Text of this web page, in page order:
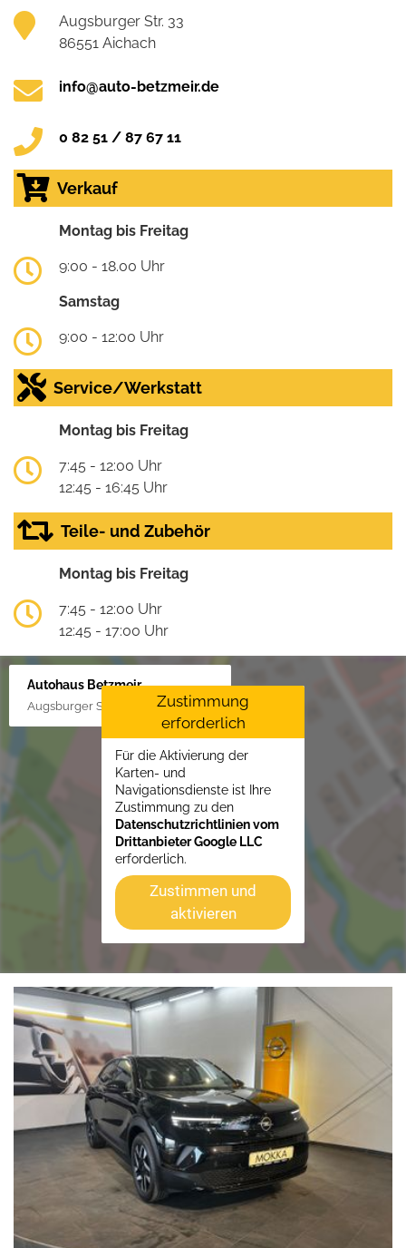
Augsburger Str. 33
86551 Aichach
info@auto-betzmeir.de
0 82 51 / 87 67 11
Verkauf
Montag bis Freitag
9:00 - 18.00 Uhr
Samstag
9:00 - 12:00 Uhr
Service/Werkstatt
Montag bis Freitag
7:45 - 12:00 Uhr
12:45 - 16:45 Uhr
Teile- und Zubehör
Montag bis Freitag
7:45 - 12:00 Uhr
12:45 - 17:00 Uhr
Autohaus Betzmeir
Augsburger Str. 33, 86551 Aichach
Zustimmung
erforderlich
Für die Aktivierung der
Karten- und
Navigationsdienste ist Ihre
Zustimmung zu den
Datenschutzrichtlinien vom
Drittanbieter Google LLC
erforderlich.
Zustimmen und
aktivieren